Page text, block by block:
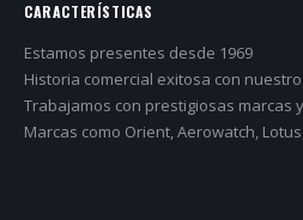
CARACTERÍSTICAS
Estamos presentes desde 1969
Historia comercial exitosa con
Trabajamos con prestigiosas marcas
Marcas como Orient, Aerowatch,